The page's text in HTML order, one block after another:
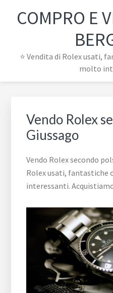
pagina
COMPRO E
⭐ Vendita di Rolex usati,
molto
Vendo Rolex
Giussago
Vendo Rolex secondo
Rolex usati, fantastiche
interessanti.